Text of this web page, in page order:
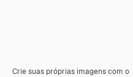
Crie suas próprias imagens com o